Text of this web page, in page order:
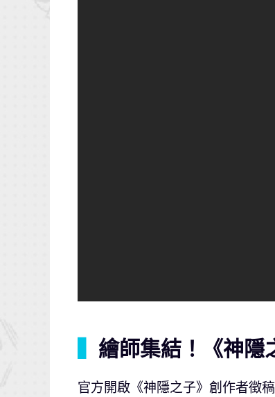
繪師集結！《神隱
官方開啟《神隱之子》創作者徵